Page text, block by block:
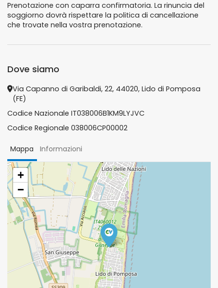
Prenotazione con caparra confirmatoria. La rinuncia del
soggiorno dovrà rispettare la politica di cancellazione
che trovate nella vostra prenotazione.
Dove siamo
Via Capanno di Garibaldi, 22, 44020, Lido di Pomposa
(FE)
Codice Nazionale IT038006B1KM9LYJVC
Codice Regionale 038006CP00002
Mappa Informazioni
+
−